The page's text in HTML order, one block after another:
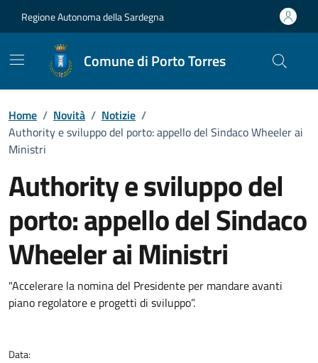
Regione Autonoma della Sardegna
Comune di Porto Torres
Home / Novità / Notizie /
Authority e sviluppo del porto: appello del Sindaco Wheeler ai
Ministri
Authority e sviluppo del
porto: appello del Sindaco
Wheeler ai Ministri
Dettagli della notizia
"Accelerare la nomina del Presidente per mandare avanti
piano regolatore e progetti di sviluppo”.
Data: